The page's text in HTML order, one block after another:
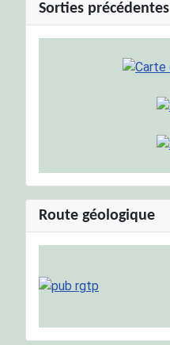
Sorties précédentes
Route géologique